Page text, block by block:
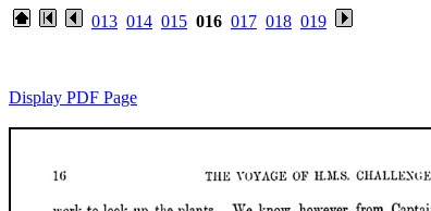
013 014 015 016 017 018 019
Display PDF Page